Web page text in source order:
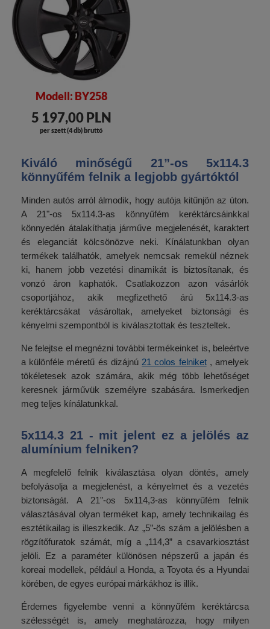
Modell: BY258
5 197,00 PLN
per szett (4 db) bruttó
Kiváló minőségű 21”-os 5x114.3
könnyűfém felnik a legjobb gyártóktól
Minden autós arról álmodik, hogy autója kitűnjön az úton.
A 21"-os 5x114.3-as könnyűfém keréktárcsáinkkal
könnyedén átalakíthatja járműve megjelenését, karaktert
és eleganciát kölcsönözve neki. Kínálatunkban olyan
termékek találhatók, amelyek nemcsak remekül néznek
ki, hanem jobb vezetési dinamikát is biztosítanak, és
vonzó áron kaphatók. Csatlakozzon azon vásárlók
csoportjához, akik megfizethető árú 5x114.3-as
keréktárcsákat vásároltak, amelyeket biztonsági és
kényelmi szempontból is kiválasztottak és teszteltek.
Ne felejtse el megnézni további termékeinket is, beleértve
a különféle méretű és dizájnú 21 colos felniket, amelyek
tökéletesek azok számára, akik még több lehetőséget
keresnek járművük személyre szabására. Ismerkedjen
meg teljes kínálatunkkal.
5x114.3 21 - mit jelent ez a jelölés az
alumínium felniken?
A megfelelő felnik kiválasztása olyan döntés, amely
befolyásolja a megjelenést, a kényelmet és a vezetés
biztonságát. A 21"-os 5x114,3-as könnyűfém felnik
választásával olyan terméket kap, amely technikailag és
esztétikailag is illeszkedik. Az „5”-ös szám a jelölésben a
rögzítőfuratok számát, míg a „114,3” a csavarkiosztást
jelöli. Ez a paraméter különösen népszerű a japán és
koreai modellek, például a Honda, a Toyota és a Hyundai
körében, de egyes európai márkákhoz is illik.
Érdemes figyelembe venni a könnyűfém keréktárcsa
szélességét is, amely meghatározza, hogy milyen